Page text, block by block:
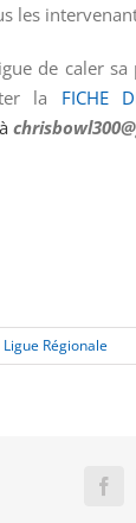
les
de caler
la FICHE
à
Régionale